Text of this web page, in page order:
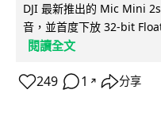
DJI 最新推出的 Mic Mini
音，並首度下放 32-bit
閱讀全文
249 1 ↗ 分享